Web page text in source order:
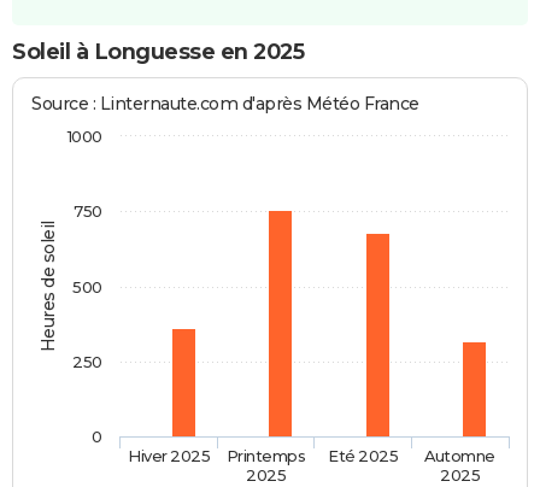
Soleil à Longuesse en 2025
Heures de soleil
Source : Linternaute.com d'après Météo France
Hiver 2025
Printemps
2025
Eté 2025
Automne
2025
0
250
500
750
1000